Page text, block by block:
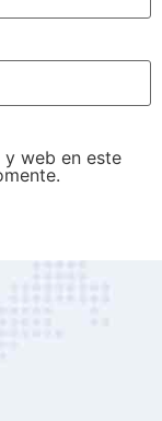
web en este